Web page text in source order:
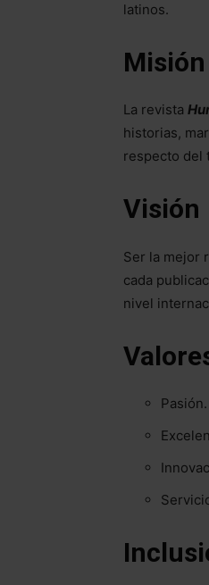
latinos.
Misión
La revista
historias,
respecto del
Visión
Ser la mejor
cada
nivel
Pasión.